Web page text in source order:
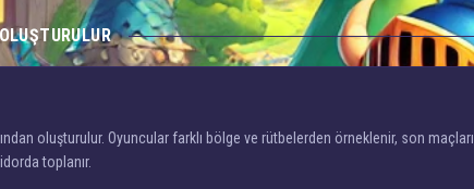
oluşturulur. Oyuncular farklı bölge ve rütbelerden örneklenir, son maçları
toplanır.